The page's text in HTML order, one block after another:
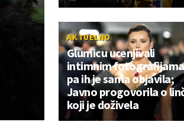
AKTUELNO
Glumicu ucenjivali
intimnim
pa ih je sama objavila;
Javno progovorila o
koji je doživela